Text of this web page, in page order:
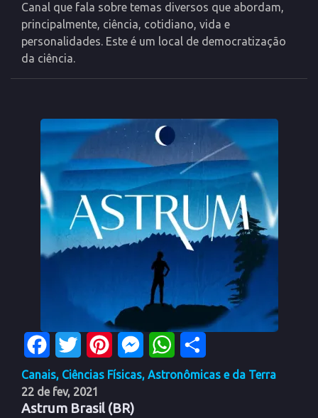
Canal que fala sobre temas diversos que abordam,
principalmente, ciência, cotidiano, vida e
personalidades. Este é um local de democratização
da ciência.
FacebookTwitter PinterestMessengerWhatsApp
Canais, Ciências Físicas, Astronômicas e da Terra
22 de fev, 2021
Astrum Brasil (BR)